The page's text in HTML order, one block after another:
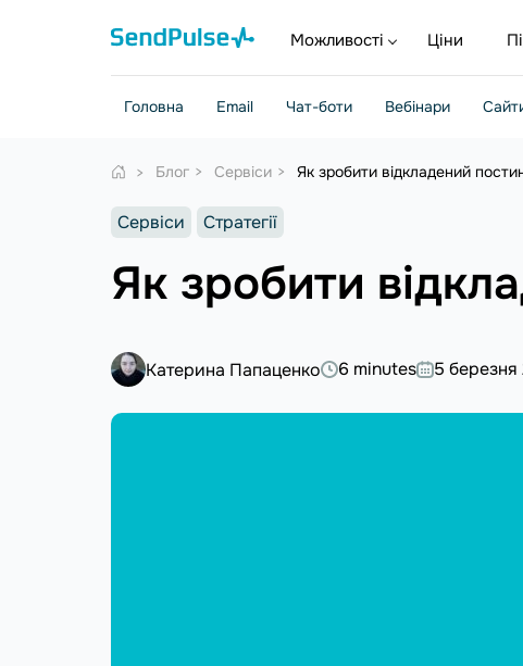
Можливості Ціни
Головна Email Чат-боти Вебінари
Блог Сервіси Як зробити відкладений
Сервіси Стратегії
Як зробити
Катерина Папаценко 6 minutes 5